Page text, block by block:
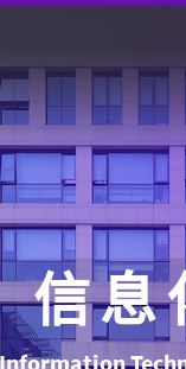
信息
Information